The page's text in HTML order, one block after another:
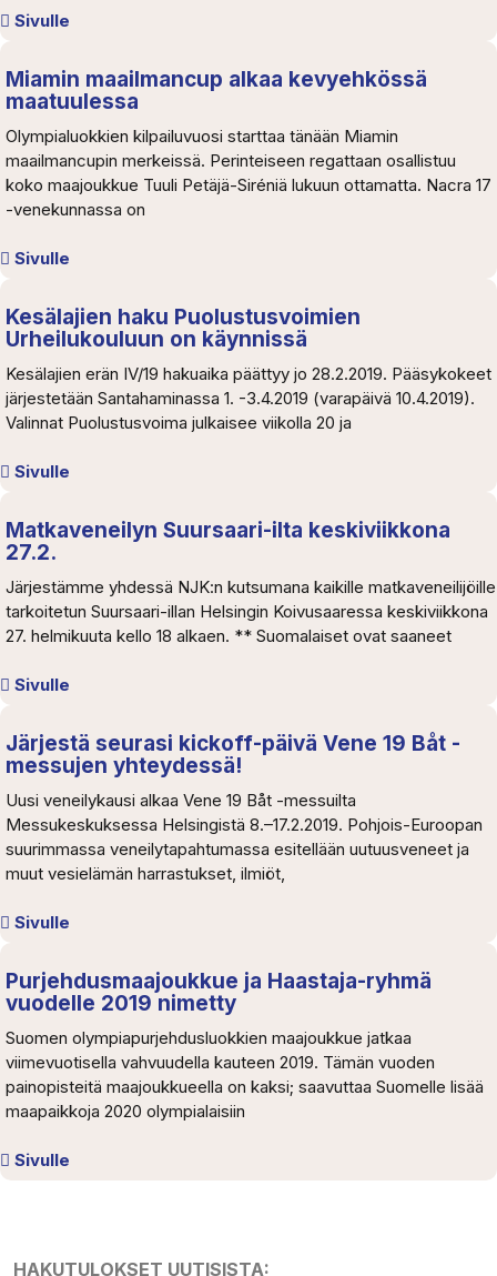
Sivulle
Miamin maailmancup alkaa kevyehkössä
maatuulessa
Olympialuokkien kilpailuvuosi starttaa tänään Miamin
maailmancupin merkeissä. Perinteiseen regattaan osallistuu
koko maajoukkue Tuuli Petäjä-Siréniä lukuun ottamatta. Nacra 17
-venekunnassa on
Sivulle
Kesälajien haku Puolustusvoimien
Urheilukouluun on käynnissä
Kesälajien erän IV/19 hakuaika päättyy jo 28.2.2019. Pääsykokeet
järjestetään Santahaminassa 1. -3.4.2019 (varapäivä 10.4.2019).
Valinnat Puolustusvoima julkaisee viikolla 20 ja
Sivulle
Matkaveneilyn Suursaari-ilta keskiviikkona
27.2.
Järjestämme yhdessä NJK:n kutsumana kaikille matkaveneilijöille
tarkoitetun Suursaari-illan Helsingin Koivusaaressa keskiviikkona
27. helmikuuta kello 18 alkaen. ** Suomalaiset ovat saaneet
Sivulle
Järjestä seurasi kickoff-päivä Vene 19 Båt -
messujen yhteydessä!
Uusi veneilykausi alkaa Vene 19 Båt -messuilta
Messukeskuksessa Helsingistä 8.–17.2.2019. Pohjois-Euroopan
suurimmassa veneilytapahtumassa esitellään uutuusveneet ja
muut vesielämän harrastukset, ilmiöt,
Sivulle
Purjehdusmaajoukkue ja Haastaja-ryhmä
vuodelle 2019 nimetty
Suomen olympiapurjehdusluokkien maajoukkue jatkaa
viimevuotisella vahvuudella kauteen 2019. Tämän vuoden
painopisteitä maajoukkueella on kaksi; saavuttaa Suomelle lisää
maapaikkoja 2020 olympialaisiin
Sivulle
HAKUTULOKSET UUTISISTA: